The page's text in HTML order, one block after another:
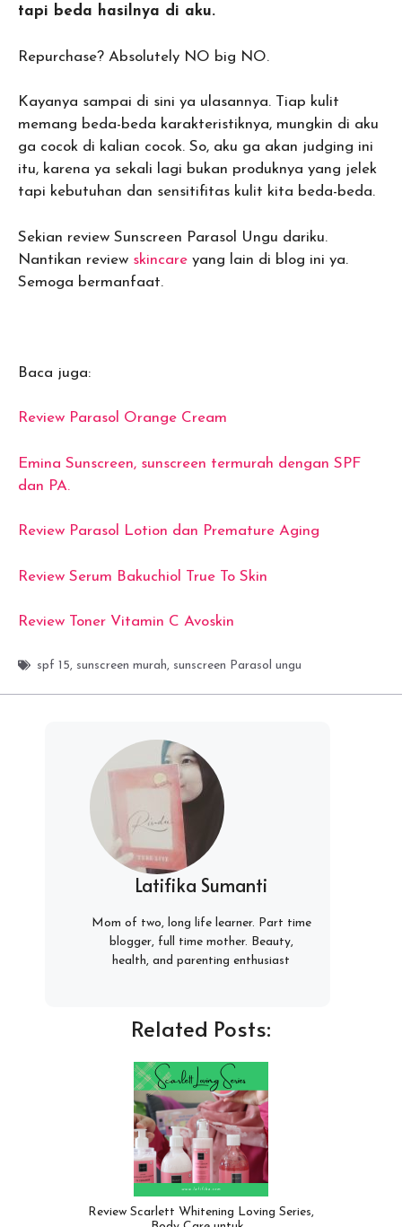
tapi beda hasilnya di aku.
Repurchase? Absolutely NO big NO.
Kayanya sampai di sini ya ulasannya. Tiap kulit
memang beda-beda karakteristiknya, mungkin di aku
ga cocok di kalian cocok. So, aku ga akan judging ini
itu, karena ya sekali lagi bukan produknya yang jelek
tapi kebutuhan dan sensitifitas kulit kita beda-beda.
Sekian review Sunscreen Parasol Ungu dariku.
Nantikan review skincare yang lain di blog ini ya.
Semoga bermanfaat.
Baca juga:
Review Parasol Orange Cream
Emina Sunscreen, sunscreen termurah dengan SPF
dan PA.
Review Parasol Lotion dan Premature Aging
Review Serum Bakuchiol True To Skin
Review Toner Vitamin C Avoskin
spf 15, sunscreen murah, sunscreen Parasol ungu
Latifika Sumanti
Mom of two, long life learner. Part time
blogger, full time mother. Beauty,
health, and parenting enthusiast
Related Posts:
Review Scarlett Whitening Loving Series,